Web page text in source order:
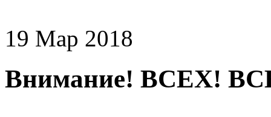
19 Мар 2018
Внимание! ВСЕХ!